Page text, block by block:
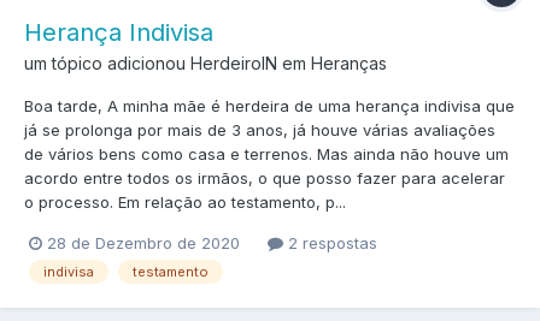
Herança Indivisa
um tópico adicionou HerdeiroIN em Heranças
Boa tarde, A minha mãe é herdeira de uma herança indivisa que
já se prolonga por mais de 3 anos, já houve várias avaliações
de vários bens como casa e terrenos. Mas ainda não houve um
acordo entre todos os irmãos, o que posso fazer para acelerar
o processo. Em relação ao testamento, p...
28 de Dezembro de 2020 2 respostas
indivisa testamento